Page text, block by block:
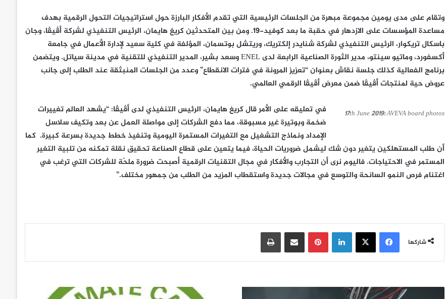
وتقام على مدى يومين مجموعة مبهرة من الجلسات الرئيسية التي تقدم الأفكار البارزة حول استراتيجيات التحول الرقمية بهدف
مساعدة المؤسسات على الازدهار في حقبة ما بعد كوفيد-19. ومن بين المتحدثين كريغ هايمان، الرئيس التنفيذي لشركة أڤيڤا، وجان
باسكال تريكوار، الرئيس التنفيذي لشركة شنايدر إلكتريك، وريتشل بوتسمان، المؤلفة في كلية سعيد لإدارة الأعمال في جامعة
أكسفورد، وماتيو سينتو، مدير الثورة الصناعية الرابعة لدى ENEL وسعد بشير، المدير التنفيذي للتقنية في مدينة سياتل. ويتضمن
برنامج الفعالية كذلك جلسة نقاش بعنوان “تعزيز المرونة في فترات الانقطاع” وعدد من الجلسات المنبثقة عند الطلب إلى جانب
عروض حية لمنتجات أڤيڤا ضمن معرض أڤيڤا الرقمي العالمي.
17th June 2019: AVEVA board photos
في تعليقه على الأمر قال كريغ هايمان، الرئيس التنفيذي لدى أڤيڤا: “يشهد العالم تغييرات
ضخمة وبوتيرة غير مسبوقة، مما دفع الشركات إلى مواصلة العمل عن بعد وتكيف سلاسل
الإمداد ونماذج التشغيل مع التغيرات المستمرة اليومية وتنفيذ خطط جديدة بسرعة كبيرة. كما
أن طلب المستهلكين يتغير دون شك ليشمل ضروريات الحياة، فيما يتعين على قطاع الصناعة تحقيق نقلة تمكنه من تلبية التغير
المستمر في الاحتياجات. فاليوم نرى أن التجارب والأفكار في مجال التقنيات الرقمية أصبحت ضرورة ملحّة للشركات التي ترغب في
اغتنام فرص النمو السانحة والتوسع في مجالات جديدة واستقطاب المزيد من الطلب من جمهور مختلف.”
شاركها
فيسبوك ‫X لينكدإن بينتيريست مشاركة عبر البريد